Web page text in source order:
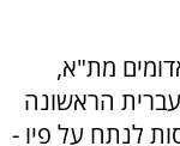
מת"א,
הראשונה
לנתח על פיו -